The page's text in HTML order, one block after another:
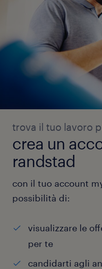
trova il tuo lavoro
crea un
randstad
con il tuo account
possibilità di:
visualizzare le
per te
candidarti agli